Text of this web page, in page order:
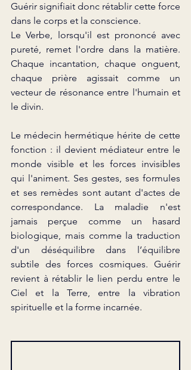
Guérir signifiait donc rétablir cette force
dans le corps et la conscience.
Le Verbe, lorsqu'il est prononcé avec
pureté, remet l'ordre dans la matière.
Chaque incantation, chaque onguent,
chaque prière agissait comme un
vecteur de résonance entre l'humain et
le divin.
Le médecin hermétique hérite de cette
fonction : il devient médiateur entre le
monde visible et les forces invisibles
qui l'animent. Ses gestes, ses formules
et ses remèdes sont autant d'actes de
correspondance. La maladie n'est
jamais perçue comme un hasard
biologique, mais comme la traduction
d'un déséquilibre dans l’équilibre
subtile des forces cosmiques. Guérir
revient à rétablir le lien perdu entre le
Ciel et la Terre, entre la vibration
spirituelle et la forme incarnée.